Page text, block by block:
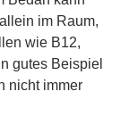
im Raum,
wie B12,
gutes Beispiel
nicht immer